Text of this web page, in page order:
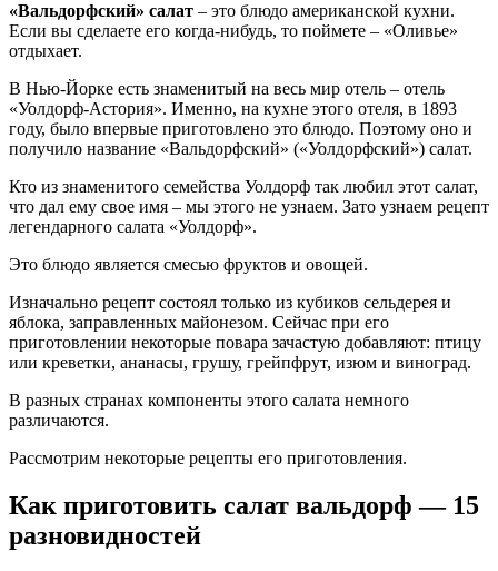
«Вальдорфский» салат – это блюдо американской кухни.
Если вы сделаете его когда-нибудь, то поймете – «Оливье»
отдыхает.
В Нью-Йорке есть знаменитый на весь мир отель – отель
«Уолдорф-Астория». Именно, на кухне этого отеля, в 1893
году, было впервые приготовлено это блюдо. Поэтому оно и
получило название «Вальдорфский» («Уолдорфский») салат.
Кто из знаменитого семейства Уолдорф так любил этот салат,
что дал ему свое имя – мы этого не узнаем. Зато узнаем рецепт
легендарного салата «Уолдорф».
Это блюдо является смесью фруктов и овощей.
Изначально рецепт состоял только из кубиков сельдерея и
яблока, заправленных майонезом. Сейчас при его
приготовлении некоторые повара зачастую добавляют: птицу
или креветки, ананасы, грушу, грейпфрут, изюм и виноград.
В разных странах компоненты этого салата немного
различаются.
Рассмотрим некоторые рецепты его приготовления.
Как приготовить салат вальдорф — 15
разновидностей